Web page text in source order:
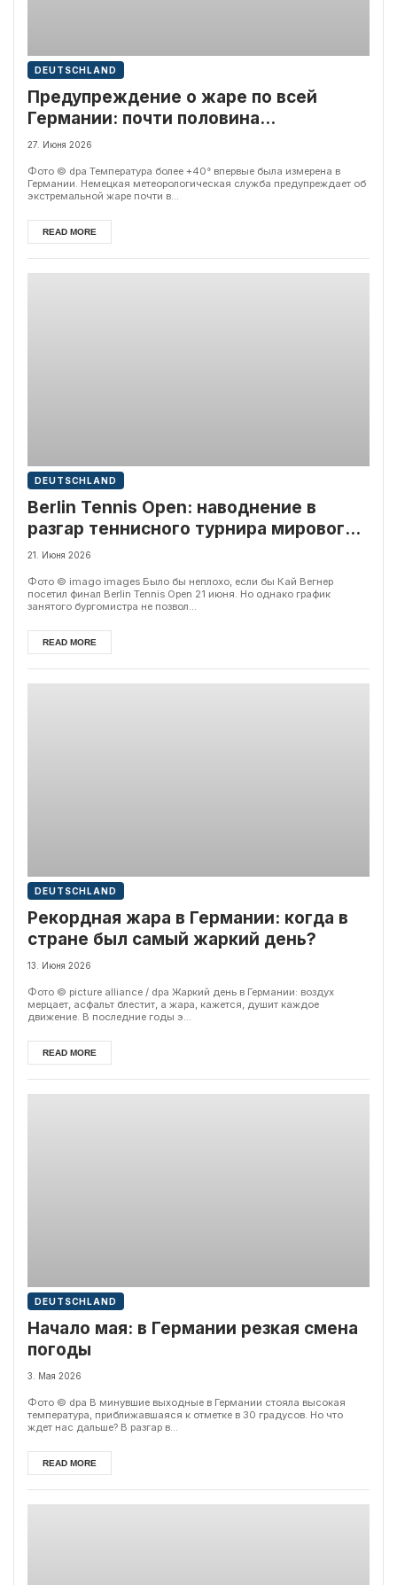
DEUTSCHLAND
Предупреждение о жаре по всей
Германии: почти половина
европейских городов бьет
27. Июня 2026
Фото © dpa Температура более +40° впервые была измерена в
Германии. Немецкая метеорологическая служба предупреждает об
экстремальной жаре почти в...
READ MORE
DEUTSCHLAND
Berlin Tennis Open: наводнение в
разгар теннисного турнира мирового
класса
21. Июня 2026
Фото © imago images Было бы неплохо, если бы Кай Вегнер
посетил финал Berlin Tennis Open 21 июня. Но однако график
занятого бургомистра не позвол...
READ MORE
DEUTSCHLAND
Рекордная жара в Германии: когда в
стране был самый жаркий день?
13. Июня 2026
Фото © picture alliance / dpa Жаркий день в Германии: воздух
мерцает, асфальт блестит, а жара, кажется, душит каждое
движение. В последние годы э...
READ MORE
DEUTSCHLAND
Начало мая: в Германии резкая смена
погоды
3. Мая 2026
Фото ©️ dpa В минувшие выходные в Германии стояла высокая
температура, приближавшаяся к отметке в 30 градусов. Но что
ждет нас дальше? В разгар в...
READ MORE